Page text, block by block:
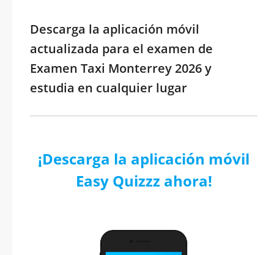
Descarga la aplicación móvil
actualizada para el examen de
Examen Taxi Monterrey 2026 y
estudia en cualquier lugar
¡Descarga la aplicación móvil
Easy Quizzz ahora!